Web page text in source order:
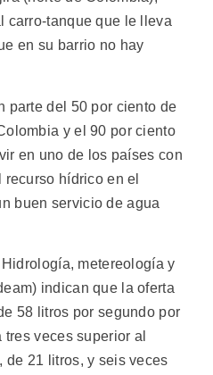
carro-tanque que le lleva
en su barrio no hay
parte del 50 por ciento de
y el 90 por ciento
en uno de los países con
hídrico en el
buen servicio de agua
metereología y
indican que la oferta
58 litros por segundo por
veces superior al
de 21 litros, y seis veces